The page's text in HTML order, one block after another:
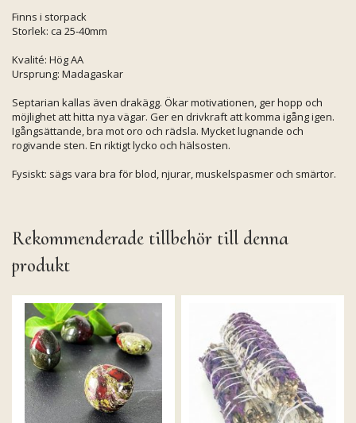
Finns i storpack
Storlek: ca 25-40mm
Kvalité: Hög AA
Ursprung: Madagaskar
Septarian kallas även drakägg. Ökar motivationen, ger hopp och
möjlighet att hitta nya vägar. Ger en drivkraft att komma igång igen.
Igångsättande, bra mot oro och rädsla. Mycket lugnande och
rogivande sten. En riktigt lycko och hälsosten.
Fysiskt: sägs vara bra för blod, njurar, muskelspasmer och smärtor.
Rekommenderade tillbehör till denna
produkt